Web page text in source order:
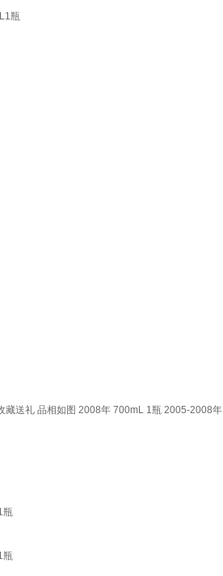
瓶
藏送礼 品相如图 2008年 700mL 1瓶 2005-2008年
瓶
瓶